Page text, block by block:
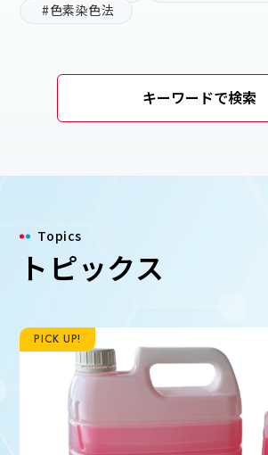
#色素染色法
キーワードで検索
Topics
トピックス
PICK UP!